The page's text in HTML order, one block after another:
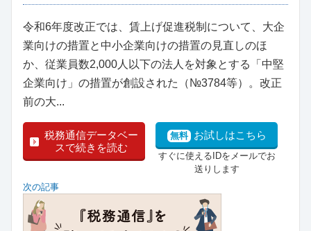
令和6年度改正では、賃上げ促進税制について、大企
業向けの措置と中小企業向けの措置の見直しのほ
か、従業員数2,000人以下の法人を対象とする「中堅
企業向け」の措置が創設された（№3784等）。改正
前の大...
税務通信データベー
スで続きを読む
無料 お試しはこちら
すぐに使えるIDをメールでお
送りします
次の記事